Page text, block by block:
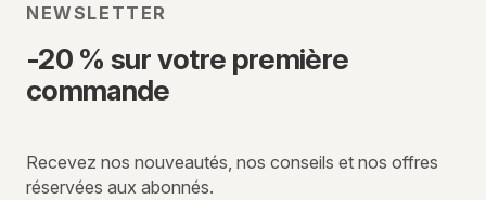
NEWSLETTER
-20 % sur votre première
commande
Recevez nos nouveautés, nos conseils et nos offres
réservées aux abonnés.